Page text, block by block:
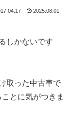
2025.08.01
しかないです
取った中古車で
とに気がつきま